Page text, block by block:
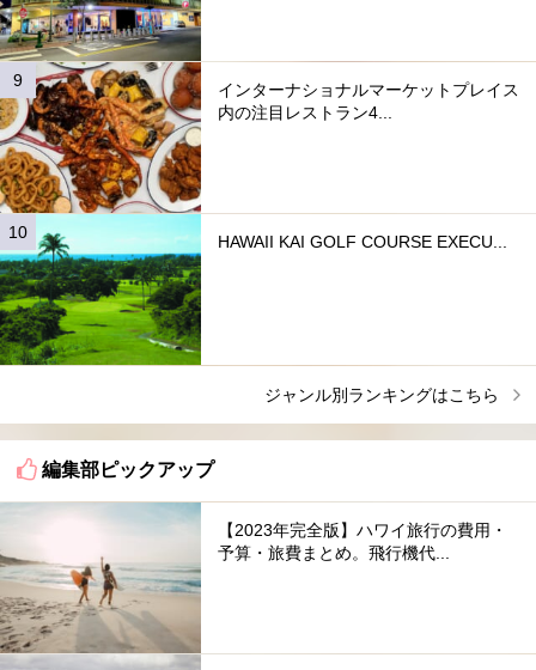
インターナショナルマーケットプレイス
内の注目レストラン4...
HAWAII KAI GOLF COURSE EXECU...
ジャンル別ランキングはこちら
編集部ピックアップ
【2023年完全版】ハワイ旅行の費用・
予算・旅費まとめ。飛行機代...